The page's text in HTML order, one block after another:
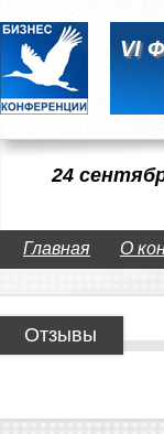
VI
24
Главная О
Отзывы